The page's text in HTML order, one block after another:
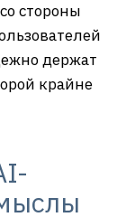
стороны
держат
крайне